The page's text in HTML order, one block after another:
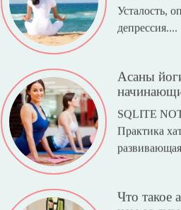
Усталость,
депрессия....
Асаны
SQLITE
Практика
Что такое